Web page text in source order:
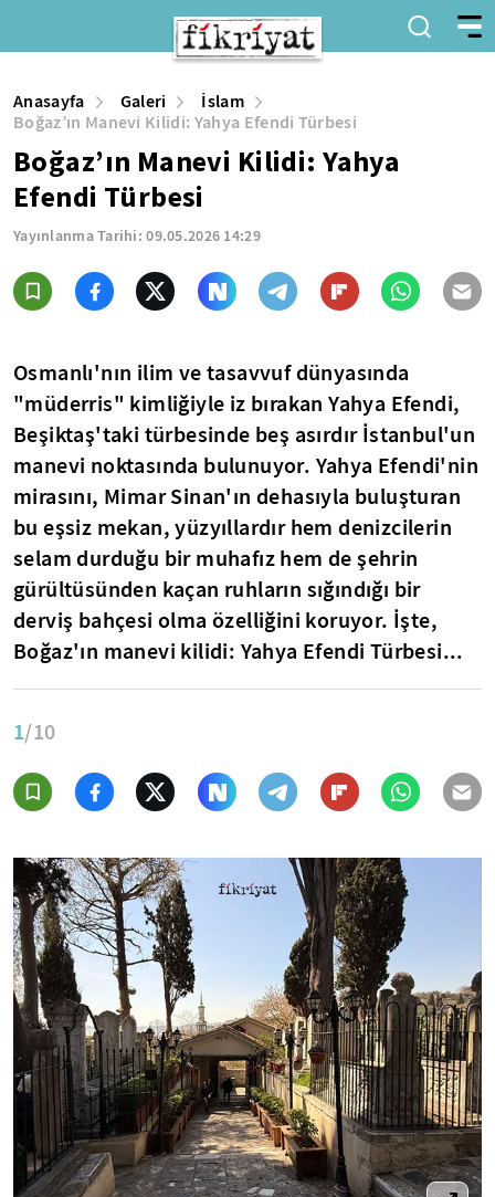
Anasayfa Galeri
İslam
Boğaz’ın Manevi Kilidi: Yahya Efendi Türbesi
Boğaz’ın Manevi Kilidi: Yahya
Efendi Türbesi
Yayınlanma Tarihi:09.05.2026 14:29
Osmanlı'nın ilim ve tasavvuf dünyasında
"müderris" kimliğiyle iz bırakan Yahya Efendi,
Beşiktaş'taki türbesinde beş asırdır İstanbul'un
manevi noktasında bulunuyor. Yahya Efendi'nin
mirasını, Mimar Sinan'ın dehasıyla buluşturan
bu eşsiz mekan, yüzyıllardır hem denizcilerin
selam durduğu bir muhafız hem de şehrin
gürültüsünden kaçan ruhların sığındığı bir
derviş bahçesi olma özelliğini koruyor. İşte,
Boğaz'ın manevi kilidi: Yahya Efendi Türbesi...
1/10